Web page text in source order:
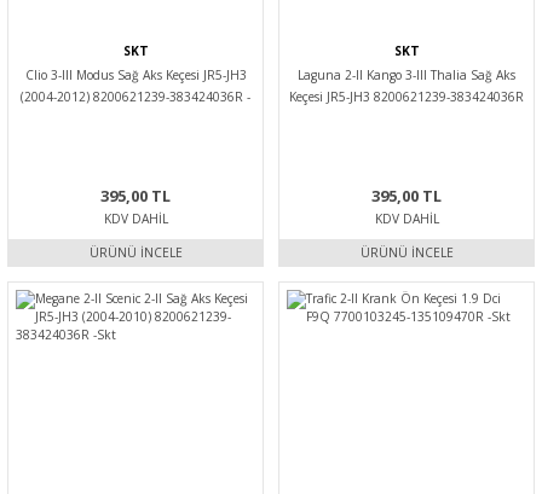
SKT
Clio 3-III Modus Sağ Aks Keçesi JR5-JH3
(2004-2012) 8200621239-383424036R -
395,00 TL
KDV DAHIL
ÜRÜNÜ İNCELE
SKT
Laguna 2-II Kango 3-III Thalia Sağ Aks
Keçesi JR5-JH3 8200621239-383424036R
395,00 TL
KDV DAHIL
ÜRÜNÜ İNCELE